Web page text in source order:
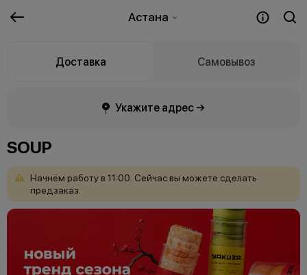
Астана
Доставка Самовывоз
Укажите адрес →
SOUP
Начнём работу в 11:00. Сейчас вы можете сделать
предзаказ.